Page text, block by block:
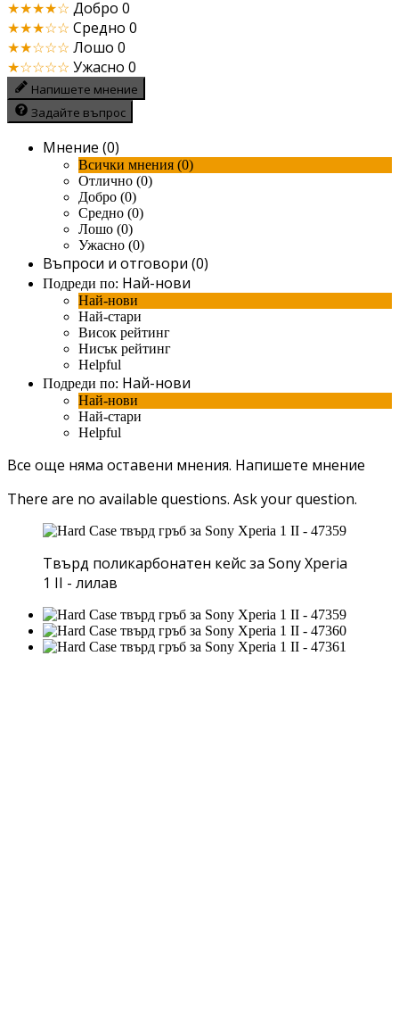
★★★★☆ Добро 0
★★★☆☆ Средно 0
★★☆☆☆ Лошо 0
★☆☆☆☆ Ужасно 0
Напишете мнение
Задайте въпрос
Мнение (0)
Всички мнения (0)
Отлично (0)
Добро (0)
Средно (0)
Лошо (0)
Ужасно (0)
Въпроси и отговори (0)
Подреди по: Най-нови
Най-нови
Най-стари
Висок рейтинг
Нисък рейтинг
Helpful
Подреди по: Най-нови
Най-нови
Най-стари
Helpful
Все още няма оставени мнения. Напишете мнение
There are no available questions. Ask your question.
Твърд поликарбонатен кейс за Sony Xperia
1 II - лилав